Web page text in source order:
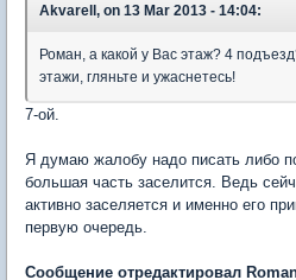
Akvarell, on 13 Mar 2013 - 14:04:
Роман, а какой у Вас этаж? 4
этажи, гляньте и ужаснетесь!
7-ой.
Я думаю жалобу надо писать либо
большая часть заселится. Ведь
активно заселяется и именно его
первую очередь.
Сообщение отредактировал